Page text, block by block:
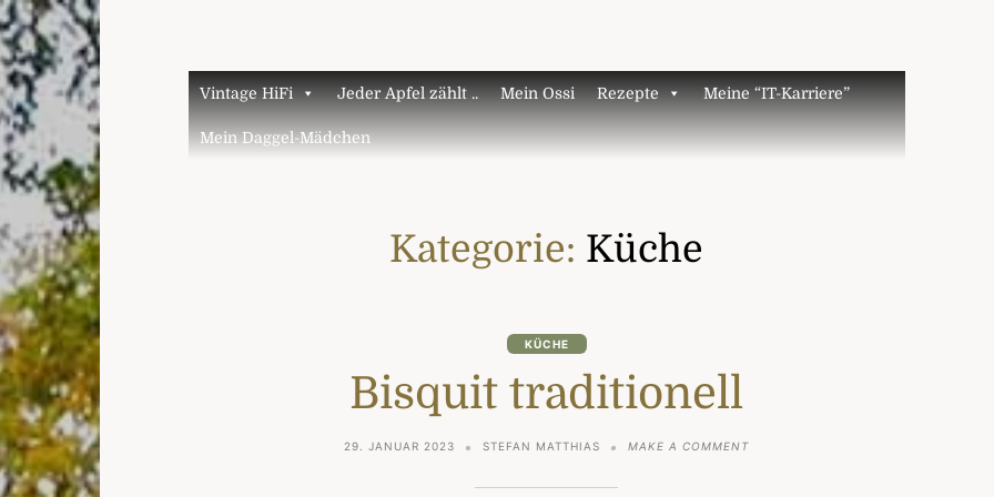
Vintage HiFi Jeder Apfel zählt .. Mein Ossi Rezepte Meine “IT-Karriere”
Mein Daggel-Mädchen
Kategorie: Küche
KÜCHE
Bisquit traditionell
29. JANUAR 2023 STEFAN MATTHIAS MAKE A COMMENTON